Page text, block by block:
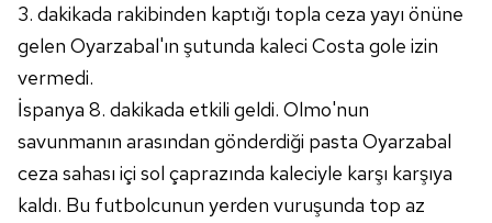
3. dakikada rakibinden kaptığı topla ceza yayı önüne
gelen Oyarzabal'ın şutunda kaleci Costa gole izin
vermedi.
İspanya 8. dakikada etkili geldi. Olmo'nun
savunmanın arasından gönderdiği pasta Oyarzabal
ceza sahası içi sol çaprazında kaleciyle karşı karşıya
kaldı. Bu futbolcunun yerden vuruşunda top az